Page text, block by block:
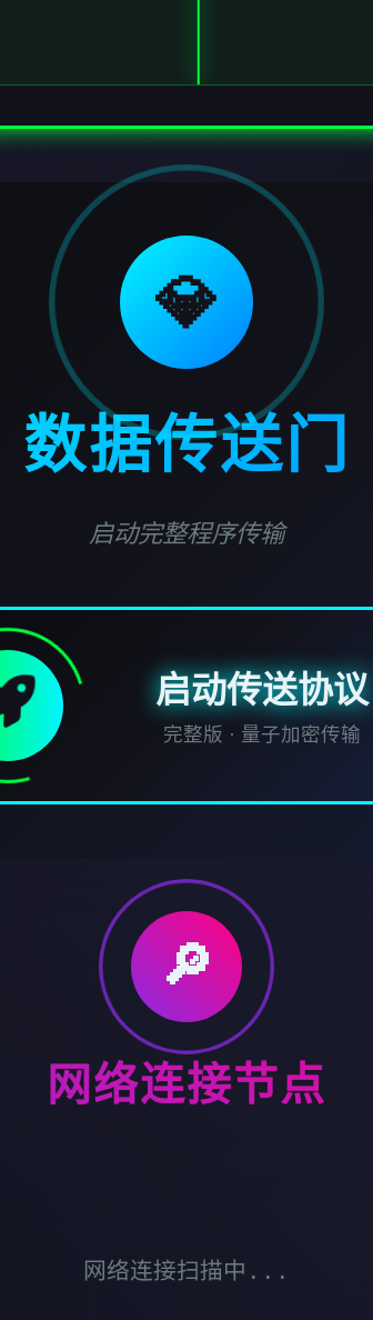
💎
数据传送门
启动完整程序传输
启动传送协议
完整版 · 量子加密传输
🔎
网络连接节点
网络连接扫描中...